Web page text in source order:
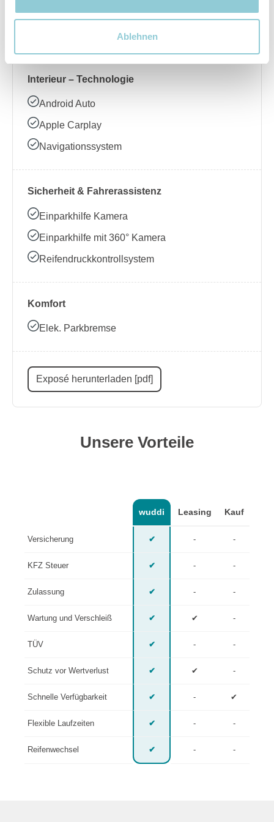
Ablehnen
Beheizbares Lenkrad
Interieur – Technologie
Android Auto
Apple Carplay
Navigationssystem
Sicherheit & Fahrerassistenz
Einparkhilfe Kamera
Einparkhilfe mit 360° Kamera
Reifendruckkontrollsystem
Komfort
Elek. Parkbremse
Exposé herunterladen [pdf]
Unsere Vorteile
wuddi Leasing Kauf
Versicherung ✔ - -
KFZ Steuer ✔ - -
Zulassung ✔ - -
Wartung und Verschleiß ✔ ✔ -
TÜV ✔ - -
Schutz vor Wertverlust ✔ ✔ -
Schnelle Verfügbarkeit ✔ - ✔
Flexible Laufzeiten ✔ - -
Reifenwechsel ✔ - -